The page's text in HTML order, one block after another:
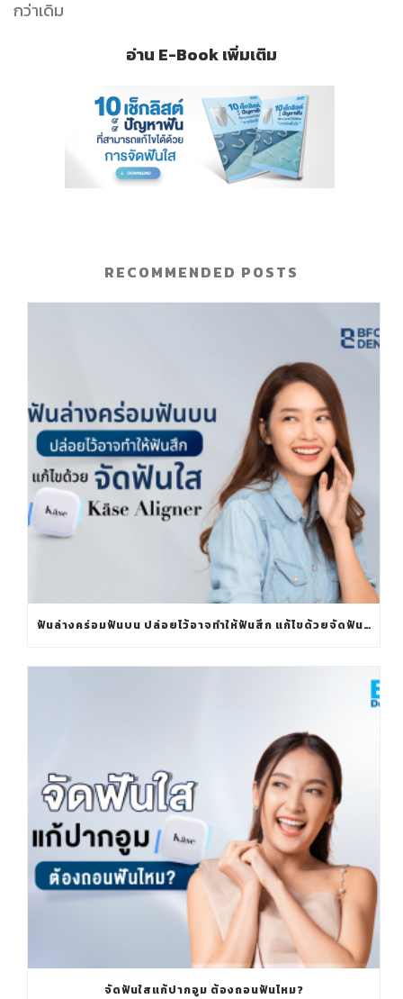
กว่าเดิม
อ่าน E-Book เพิ่มเติม
RECOMMENDED POSTS
ฟันล่างคร่อมฟันบน ปล่อยไว้อาจทำให้ฟันสึก แก้ไขด้วยจัดฟันใส KÄSE ALIGNER
จัดฟันใสแก้ปากอูม ต้องถอนฟันไหม?